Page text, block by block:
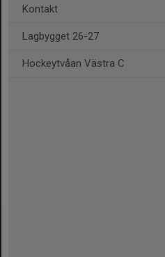
Kontakt
Lagbygget 26-27
Hockeytvåan Västra C